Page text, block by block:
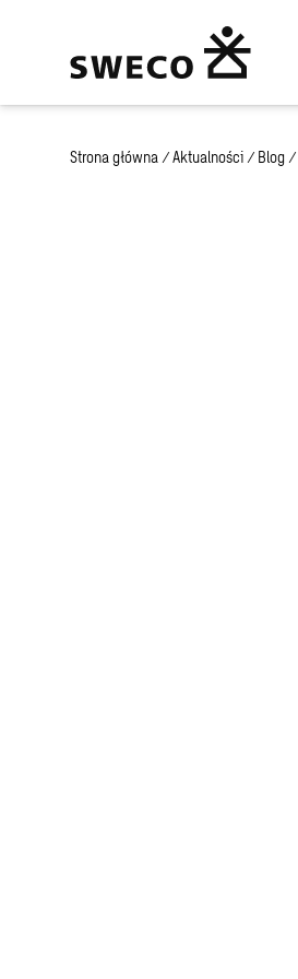
Strona główna / Aktualności / Blog /